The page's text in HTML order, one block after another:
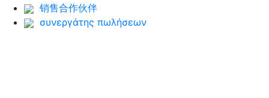
销售合作伙伴
συνεργάτης πωλήσεων